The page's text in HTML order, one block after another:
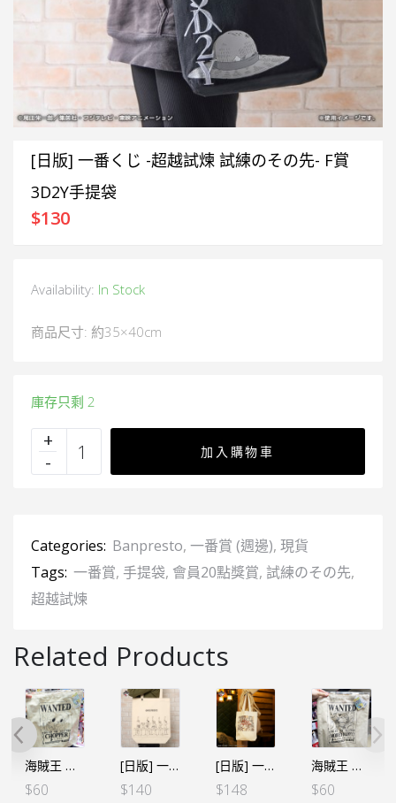
[日版] 一番くじ -超越試煉 試練のその先- F賞
3D2Y手提袋
$130
Availability: In Stock
商品尺寸: 約35×40cm
庫存只剩 2
加入購物車
Categories: Banpresto, 一番賞 (週邊), 現貨
Tags: 一番賞, 手提袋, 會員20點獎賞, 試練のその先,
超越試煉
Related Products
海賊王 懸賞令手提袋 – 索柏
$60
[日版] 一番くじ -回憶時刻- F賞 夥伴記號手提袋
$140
[日版] 一番くじ -新四皇- E賞刺繍手提袋
$148
海賊王 懸賞令手提袋 – 五檔路飛
$60